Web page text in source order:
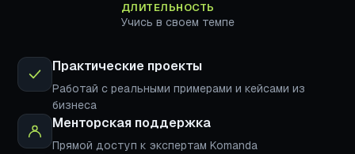
ДЛИТЕЛЬНОСТЬ
Учись в своем темпе
Практические проекты
Работай с реальными примерами и кейсами из
бизнеса
Менторская поддержка
Прямой доступ к экспертам Komanda